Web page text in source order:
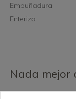
Empuñadura
Enterizo
Nada mejor